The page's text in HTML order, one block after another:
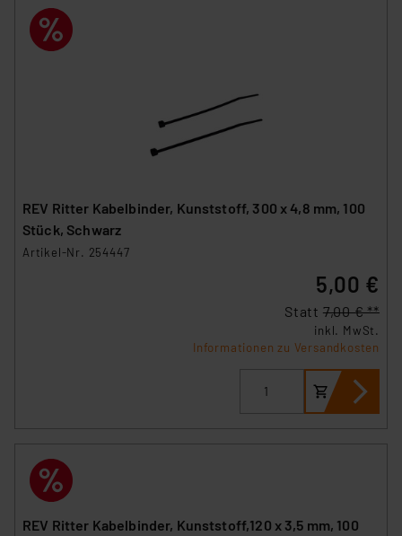
REV Ritter Kabelbinder, Kunststoff, 300 x 4,8 mm, 100
Stück, Schwarz
Artikel-Nr. 254447
5,00 €
Statt 7,00 € **
inkl. MwSt.
Informationen zu Versandkosten
REV Ritter Kabelbinder, Kunststoff,120 x 3,5 mm, 100